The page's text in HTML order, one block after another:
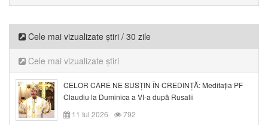
Cele mai vizualizate știri / 30 zile
Cele mai vizualizate știri
CELOR CARE NE SUSȚIN ÎN CREDINȚĂ: Meditația PF
Claudiu la Duminica a VI-a după Rusalii
11 Iul 2026
792